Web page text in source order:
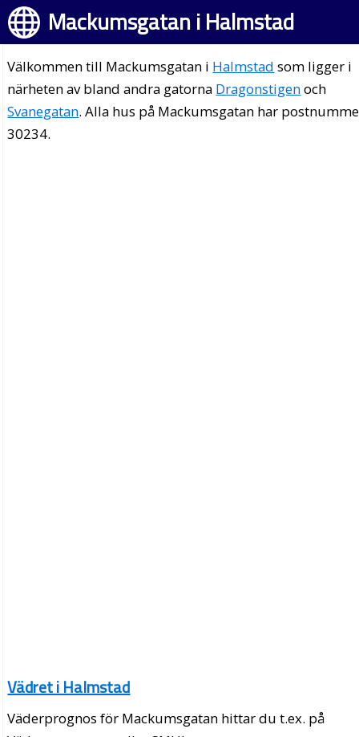
Mackumsgatan i Halmstad
Välkommen till Mackumsgatan i Halmstad som ligger i
närheten av bland andra gatorna Dragonstigenoch
Svanegatan. Alla hus på Mackumsgatan har
30234.
Vädret i Halmstad
Väderprognos för Mackumsgatan hittar du t.ex. på